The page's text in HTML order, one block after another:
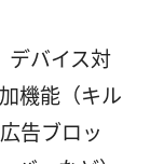
デバイス対
機能（キル
告ブロッ